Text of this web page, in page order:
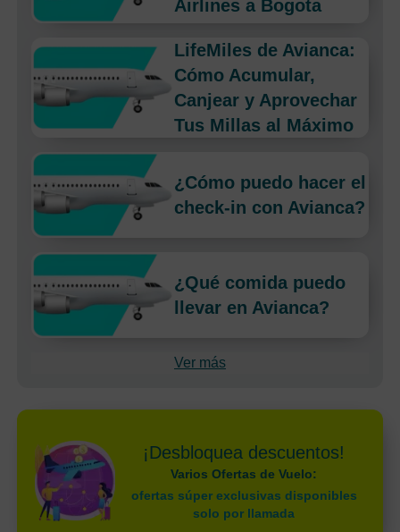
Airlines a Bogota
LifeMiles de Avianca:
Cómo Acumular,
Canjear y Aprovechar
Tus Millas al Máximo
¿Cómo puedo hacer el
check-in con Avianca?
¿Qué comida puedo
llevar en Avianca?
Ver más
¡Desbloquea descuentos!
Varios Ofertas de Vuelo:
ofertas súper exclusivas disponibles
solo por llamada